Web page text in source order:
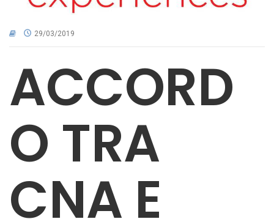
29/03/2019
ACCORD
O TRA
CNA E